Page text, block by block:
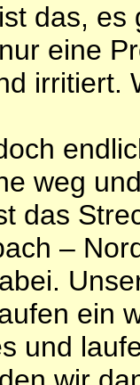
das,
eine
irritiert.
weg
das
–
ein
und